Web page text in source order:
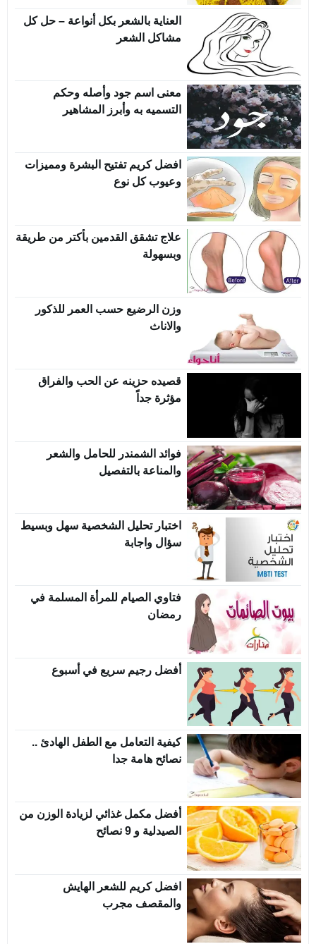
العناية بالشعر بكل أنواعة – حل كل
مشاكل الشعر
معنى اسم جود وأصله وحكم
التسميه به وأبرز المشاهير
افضل كريم تفتيح البشرة ومميزات
وعيوب كل نوع
علاج تشقق القدمين بأكتر من طريقة
وبسهولة
وزن الرضيع حسب العمر للذكور
والاناث
قصيده حزينه عن الحب والفراق
مؤثرة جداً
فوائد الشمندر للحامل والشعر
والمناعة بالتفصيل
اختبار تحليل الشخصية سهل وبسيط
سؤال واجابة
فتاوي الصيام للمرأة المسلمة في
رمضان
أفضل رجيم سريع في أسبوع
كيفية التعامل مع الطفل الهادئ ..
نصائح هامة جدا
أفضل مكمل غذائي لزيادة الوزن من
الصيدلية و 9 نصائح
افضل كريم للشعر الهايش
والمقصف مجرب